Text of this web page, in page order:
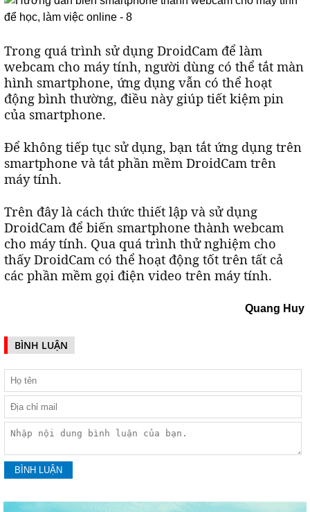
Trong quá trình sử dụng DroidCam để làm
webcam cho máy tính, người dùng có thể tắt màn
hình smartphone, ứng dụng vẫn có thể hoạt
động bình thường, điều này giúp tiết kiệm pin
của smartphone.
Để không tiếp tục sử dụng, bạn tắt ứng dụng trên
smartphone và tắt phần mềm DroidCam trên
máy tính.
Trên đây là cách thức thiết lập và sử dụng
DroidCam để biến smartphone thành webcam
cho máy tính. Qua quá trình thử nghiệm cho
thấy DroidCam có thể hoạt động tốt trên tất cả
các phần mềm gọi điện video trên máy tính.
Quang Huy
BÌNH LUẬN